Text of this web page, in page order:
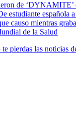
de
estudiante española
causo mientras
de la Salud
te pierdas las noticias